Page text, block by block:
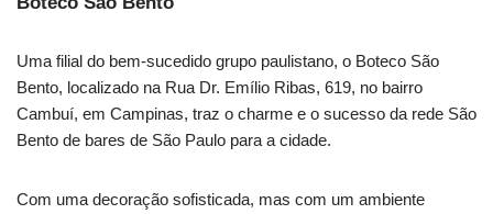
Uma filial do bem-sucedido grupo paulistano, o Boteco São
Bento, localizado na Rua Dr. Emílio Ribas, 619, no bairro
Cambuí, em Campinas, traz o charme e o sucesso da rede São
Bento de bares de São Paulo para a cidade.
Com uma decoração sofisticada, mas com um ambiente